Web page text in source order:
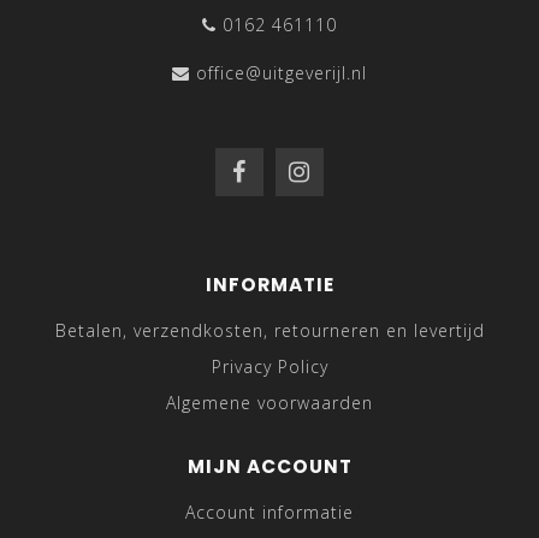
0162 461110
office@uitgeverijl.nl
INFORMATIE
Betalen, verzendkosten, retourneren en levertijd
Privacy Policy
Algemene voorwaarden
MIJN ACCOUNT
Account informatie